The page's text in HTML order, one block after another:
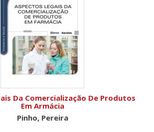
Da Comercialização De Produtos
Em Armácia
Pinho, Pereira